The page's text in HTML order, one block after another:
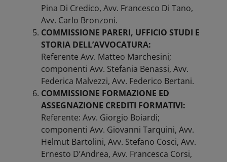
Pina Di Credico, Avv. Francesco Di Tano,
Avv. Carlo Bronzoni.
COMMISSIONE PARERI, UFFICIO STUDI E
STORIA DELL’AVVOCATURA:
Referente Avv. Matteo Marchesini;
componenti Avv. Stefania Benassi, Avv.
Federica Malvezzi, Avv. Federico Bertani.
COMMISSIONE FORMAZIONE ED
ASSEGNAZIONE CREDITI FORMATIVI:
Referente: Avv. Giorgio Boiardi;
componenti Avv. Giovanni Tarquini, Avv.
Helmut Bartolini, Avv. Stefano Cosci, Avv.
Ernesto D’Andrea, Avv. Francesca Corsi,